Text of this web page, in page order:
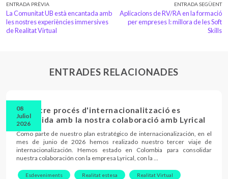
ENTRADA PRÈVIA
La Comunitat UB està encantada amb
les nostres experiències immersives
de Realitat Virtual
ENTRADA SEGÜENT
Aplicacions de RV/RA en la formació
per empreses I: millora de les Soft
Skills
ENTRADES RELACIONADES
08
Juliol
2026
El nostre procés d'internacionalització es
consolida amb la nostra colaboració amb Lyrical
Como parte de nuestro plan estratégico de internacionalización, en el
mes de junio de 2026 hemos realizado nuestro tercer viaje de
internacionalización. Hemos estado en Colombia para consolidar
nuestra colaboración con la empresa Lyrical, con la …
Esdeveniments Realitat estesa Realitat Virtual